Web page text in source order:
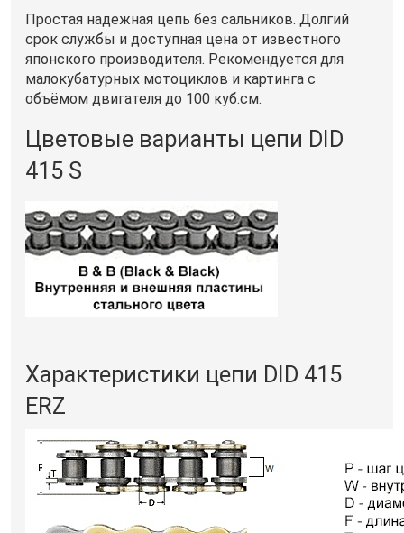
Простая надежная цепь без сальников. Долгий
срок службы и доступная цена от известного
японского производителя. Рекомендуется для
малокубатурных мотоциклов и картинга с
объёмом двигателя до 100 куб.см.
Цветовые варианты цепи DID
415 S
Характеристики цепи DID 415
ERZ